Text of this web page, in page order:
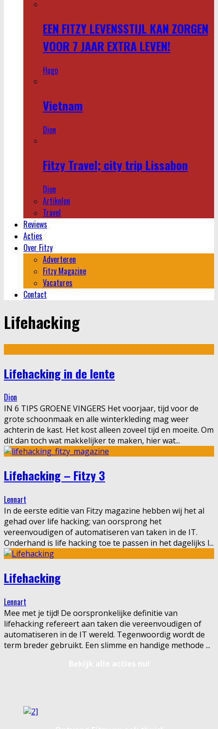
EEN FITZY LEVENSSTIJL KAN ZORGEN
VOOR 7 JAAR EXTRA LEVEN!
Hugo
Vietnam
Dion
Fitzy Travel; city trip Lissabon
Dion
Artikelen
Travel
Reviews
Acties
Over Fitzy
Adverteren
Fitzy Magazine
Vacatures
Contact
Lifehacking
Lifehacking in de lente
Dion
IN 6 TIPS GROENE VINGERS Het voorjaar, tijd voor de
grote schoonmaak en alle winterkleding mag weer
achterin de kast. Het kost alleen zoveel tijd en moeite. Om
dit dan toch wat makkelijker te maken, hier wat...
Lifehacking – Fitzy 3
Lennart
In de eerste editie van Fitzy magazine hebben wij het al
gehad over life hacking; van oorsprong het
vereenvoudigen of automatiseren van taken in de IT.
Onderhand is life hacking toe te passen in het dagelijks l...
Lifehacking
Lennart
Mee met je tijd! De oorspronkelijke definitie van
lifehacking refereert aan taken die vereenvoudigen of
automatiseren in de IT wereld. Tegenwoordig wordt de
term breder gebruikt. Een slimme en handige methode ...